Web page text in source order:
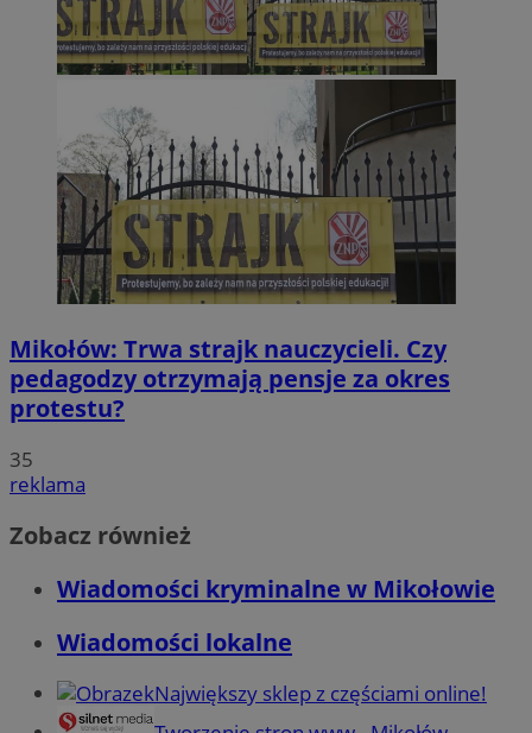
Mikołów: Trwa strajk nauczycieli. Czy
pedagodzy otrzymają pensje za okres
protestu?
35
reklama
Zobacz również
Wiadomości kryminalne w Mikołowie
Wiadomości lokalne
Największy sklep z częściami online!